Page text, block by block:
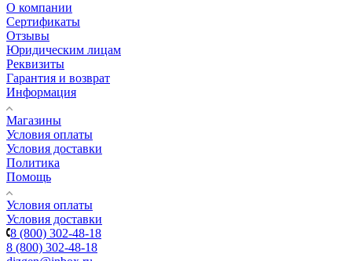
О компании
Сертификаты
Отзывы
Юридическим лицам
Реквизиты
Гарантия и возврат
Информация
Магазины
Условия оплаты
Условия доставки
Политика
Помощь
Условия оплаты
Условия доставки
8 (800) 302-48-18
8 (800) 302-48-18